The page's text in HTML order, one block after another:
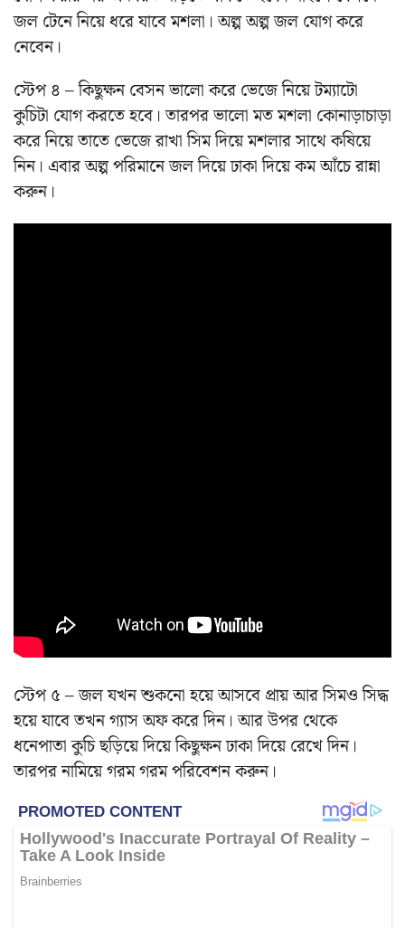
জল টেনে নিয়ে ধরে যাবে মশলা। অল্প অল্প জল যোগ করে
নেবেন।
স্টেপ ৪ – কিছুক্ষন বেসন ভালো করে ভেজে নিয়ে টম্যাটো
কুচিটা যোগ করতে হবে। তারপর ভালো মত মশলা কোনাড়াচাড়া
করে নিয়ে তাতে ভেজে রাখা সিম দিয়ে মশলার সাথে কষিয়ে
নিন। এবার অল্প পরিমানে জল দিয়ে ঢাকা দিয়ে কম আঁচে রান্না
করুন।
স্টেপ ৫ – জল যখন শুকনো হয়ে আসবে প্রায় আর সিমও সিদ্ধ
হয়ে যাবে তখন গ্যাস অফ করে দিন। আর উপর থেকে
ধনেপাতা কুচি ছড়িয়ে দিয়ে কিছুক্ষন ঢাকা দিয়ে রেখে দিন।
তারপর নামিয়ে গরম গরম পরিবেশন করুন।